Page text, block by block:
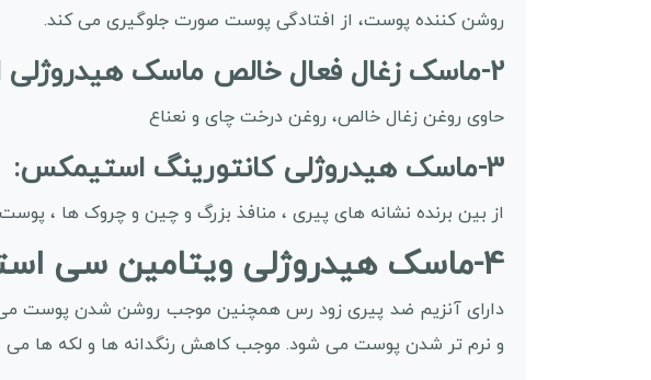
روشن کننده پوست، از افتادگی پوست صورت جلوگیری می کند.
2-ماسک زغال فعال خالص ماسک هیدروژلی استیمکس:
حاوی روغن زغال خالص، روغن درخت چای و نعناع
3-ماسک هیدروژلی کانتورینگ استیمکس:
از بین برنده نشانه های پیری ، منافذ بزرگ و چین و چروک ها ،
4-ماسک هیدروژلی ویتامین سی استیمکس:
دارای آنزیم ضد پیری زود رس همچنین موجب روشن شدن پوست می
و نرم تر شدن پوست می شود. موجب کاهش رنگدانه ها و لکه ها می